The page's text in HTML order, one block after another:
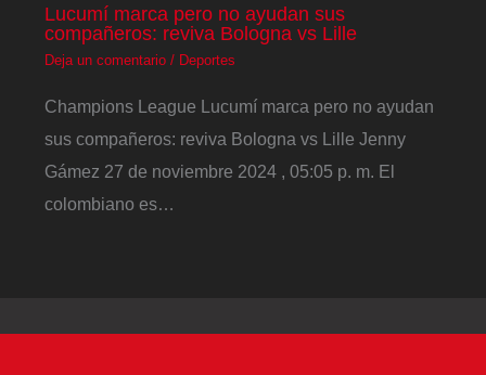
Lucumí marca pero no ayudan sus
compañeros: reviva Bologna vs Lille
Deja un comentario / Deportes
Champions League Lucumí marca pero no ayudan
sus compañeros: reviva Bologna vs Lille Jenny
Gámez 27 de noviembre 2024 , 05:05 p. m. El
colombiano es…